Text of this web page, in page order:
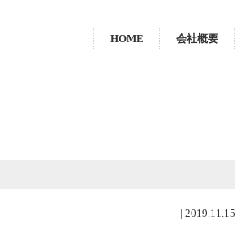
HOME 会社概要
| 2019.11.15